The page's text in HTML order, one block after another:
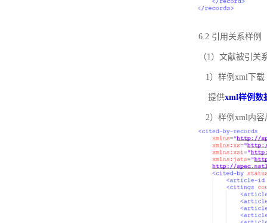
6.2 引用关系样例
（1）文献被引关
1）样例xml下载
提供xml样例数
2）样例xml内容